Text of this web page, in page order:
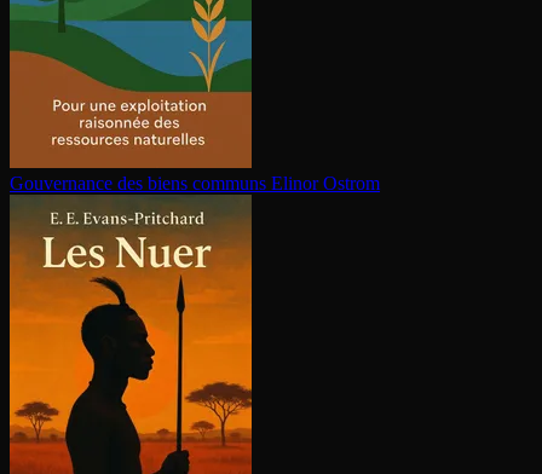
Gouvernance des biens communs Elinor Ostrom